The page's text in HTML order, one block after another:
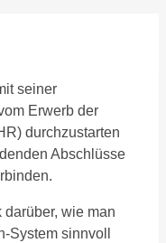
seiner
Erwerb der
durchzustarten
Abschlüsse
wie man
System sinnvoll